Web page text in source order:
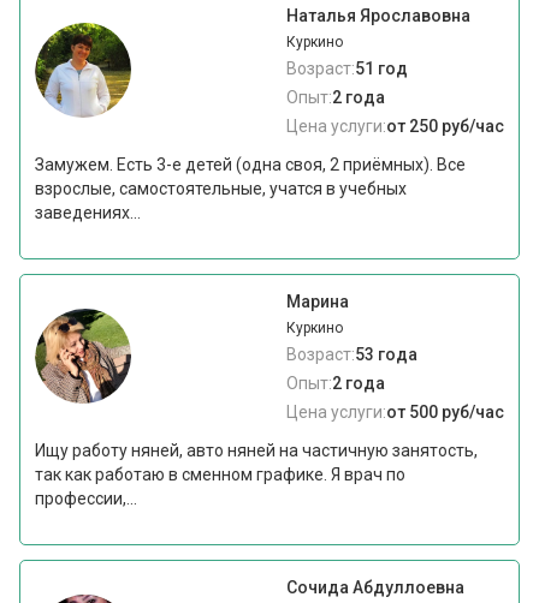
Наталья Ярославовна
Куркино
Возраст:51 год
Опыт:2 года
Цена услуги:от 250 руб/час
Замужем. Есть 3-е детей (одна своя, 2 приёмных). Все
взрослые, самостоятельные, учатся в учебных
заведениях...
Марина
Куркино
Возраст:53 года
Опыт:2 года
Цена услуги:от 500 руб/час
Ищу работу няней, авто няней на частичную занятость,
так как работаю в сменном графике. Я врач по
профессии,...
Сочида Абдуллоевна